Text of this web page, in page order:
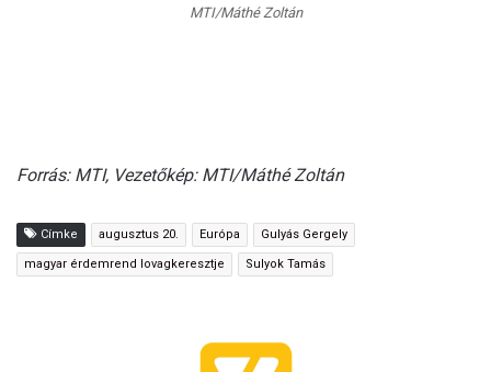
MTI/Máthé Zoltán
Forrás: MTI, Vezetőkép: MTI/Máthé Zoltán
Címke augusztus 20. Európa Gulyás Gergely
magyar érdemrend lovagkeresztje Sulyok Tamás